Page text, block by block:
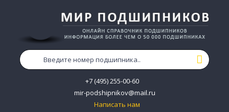
+7 (495) 255-00-60
mir-podshipnikov@mail.ru
Написать нам